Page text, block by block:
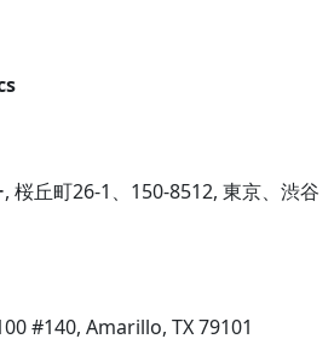
桜丘町26-1、150-8512, 東京、渋谷
#140, Amarillo, TX 79101